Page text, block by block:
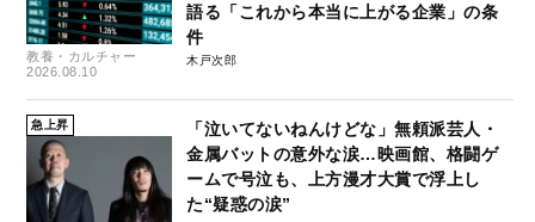
教養・カルチャー
2026.08.10
語る「これから本当に上がる企業」の条
件
木戸次郎
急上昇
「泣いてないねんけどな」無頼派芸人・
金属バットの意外な涙…映画館、格闘ゲ
ームで号泣も、上方漫才大賞で浮上し
た“疑惑の涙”